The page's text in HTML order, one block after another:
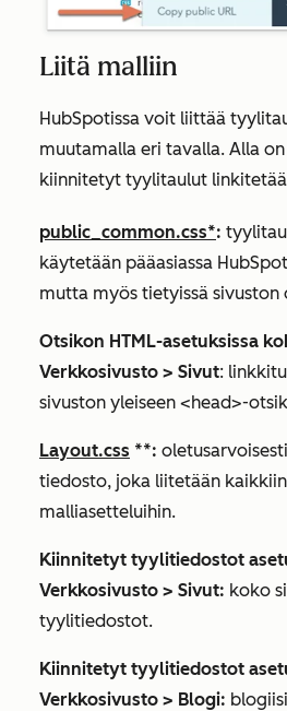
Liitä malliin
HubSpotissa voit liittää
muutamalla eri tavalla. Alla
kiinnitetyt tyylitaulut
public_common.css*:
käytetään pääasiassa
mutta myös tietyissä sivuston
Otsikon HTML-asetuksissa
Verkkosivusto > Sivut:
sivuston yleiseen <head>-
Layout.css **:
tiedosto, joka liitetään
malliasetteluihin.
Kiinnitetyt tyylitiedostot
Verkkosivusto > Sivut: koko
tyylitiedostot.
Kiinnitetyt tyylitiedostot
Verkkosivusto > Blogi: